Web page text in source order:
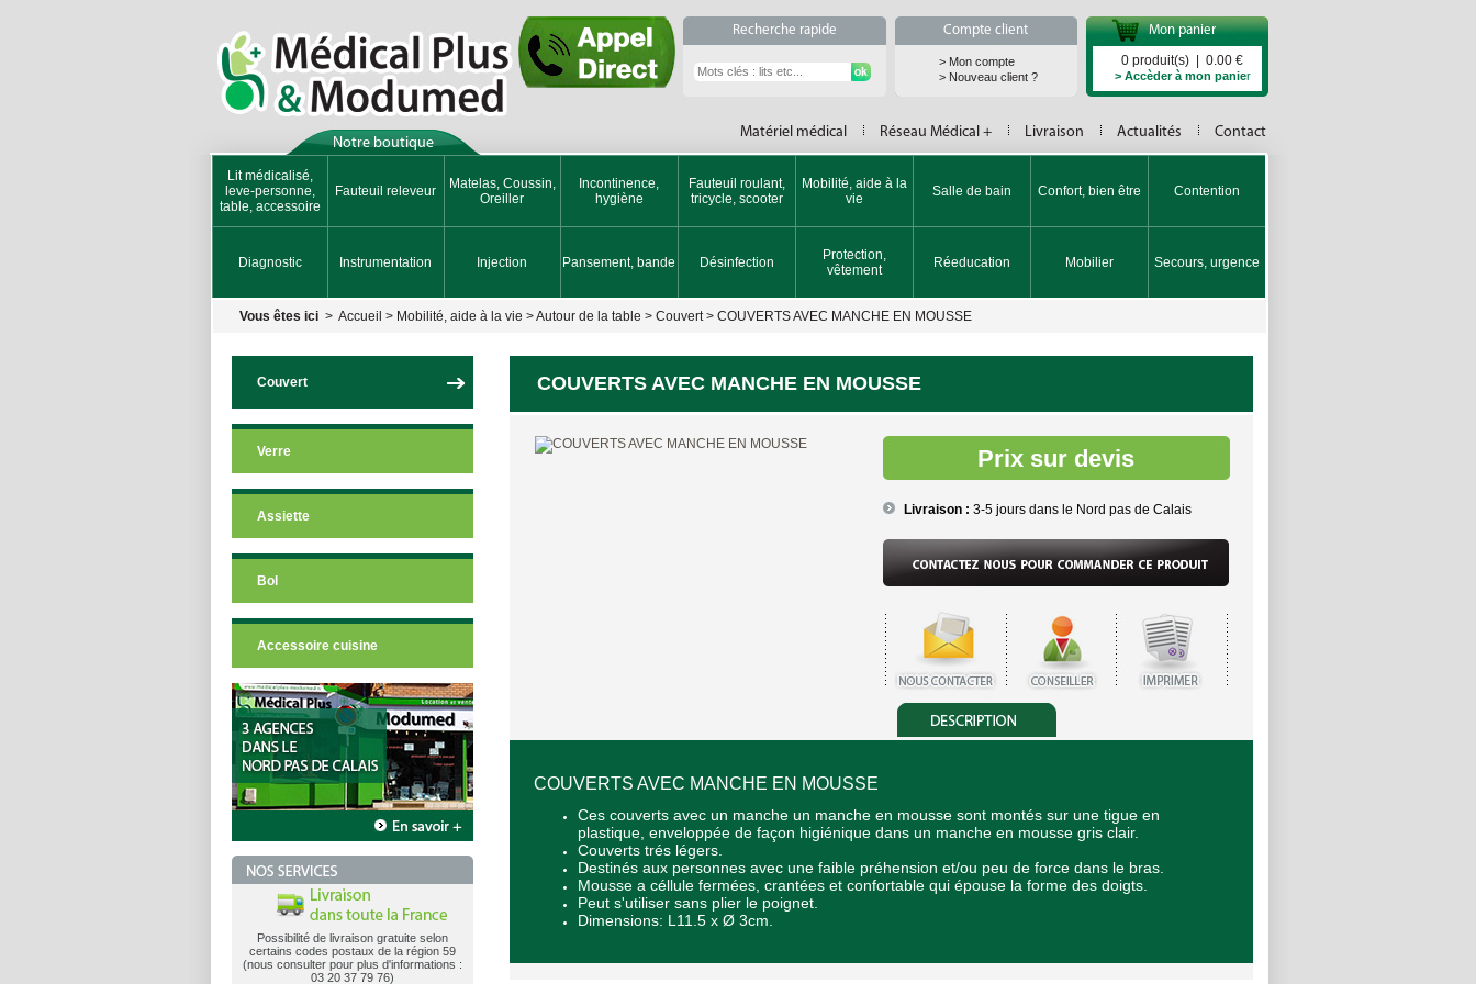
Recherche rapide Compte client
> Mon compte
> Nouveau client ?
Mon panier
0 produit(s) | 0.00 €
> Accèder à mon panier
Notre boutique
Matériel médical Réseau Médical + Livraison Actualités Contact
Lit médicalisé,
leve-personne,
table, accessoire
Fauteuil releveur
Matelas, Coussin,
Oreiller
Incontinence,
hygiène
Fauteuil roulant,
tricycle, scooter
Mobilité, aide à la
vie
Salle de bain Confort, bien être Contention
Diagnostic Instrumentation Injection Pansement, bande Désinfection
Protection,
vêtement
Réeducation Mobilier Secours, urgence
Vous êtes ici> Accueil > Mobilité, aide à la vie >Autour de la table > Couvert> COUVERTS AVEC MANCHE EN MOUSSE
Couvert
Verre
Assiette
Bol
Accessoire cuisine
Possibilité de livraison gratuite selon
certains codes postaux de la région 59
(nous consulter pour plus d'informations :
03 20 37 79 76)
COUVERTS AVEC MANCHE EN MOUSSE
Prix sur devis
Livraison : 3-5 jours dans le Nord pas de Calais
COUVERTS AVEC MANCHE EN MOUSSE
Ces couverts avec un manche un manche en mousse sont montés sur une tigue en
plastique, enveloppée de façon higiénique dans un manche en mousse gris clair.
Couverts trés légers.
Destinés aux personnes avec une faible préhension et/ou peu de force dans le bras.
Mousse a céllule fermées, crantées et confortable qui épouse la forme des doigts.
Peut s'utiliser sans plier le poignet.
Dimensions: L11.5 x Ø 3cm.